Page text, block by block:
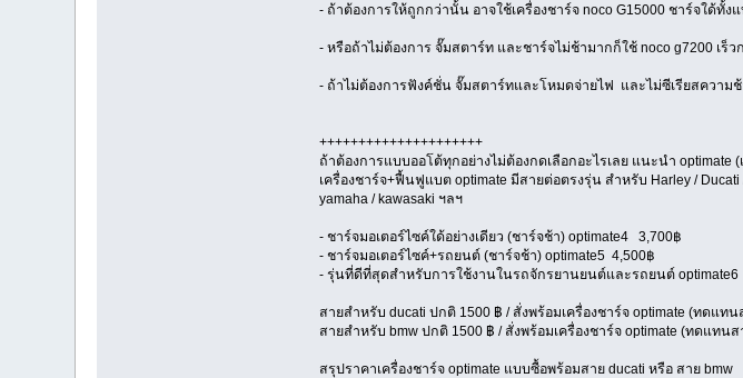
- ถ้าต้องการให้ถูกกว่านั้น อาจใช้เครื่องชาร์จ noco G15000 ชาร์จใด้ทั้
- หรือถ้าไม่ต้องการ จั๊มสตาร์ท และชาร์จไม่ช้ามากก็ใช้ noco g7200 เร็ว
- ถ้าไม่ต้องการฟังค์ชั่น จั๊มสตาร์ทและโหมดจ่ายไฟ และไม่ซีเรียสความ
+++++++++++++++++++++
ถ้าต้องการแบบออโต้ทุกอย่างไม่ต้องกดเลือกอะไรเลย แนะนำ
เครื่องชาร์จ+ฟื้นฟูแบต optimate มีสายต่อตรงรุ่น สำหรับ Harley /
yamaha / kawasaki ฯลฯ
- ชาร์จมอเตอร์ไซค์ใด้อย่างเดียว (ชาร์จช้า) optimate4 3,700฿
- ชาร์จมอเตอร์ไซค์+รถยนต์ (ชาร์จช้า) optimate5 4,500฿
- รุ่นที่ดีที่สุดสำหรับการใช้งานในรถจักรยานยนต์และรถยนต์ optimate6
สายสำหรับ ducati ปกติ 1500 ฿ / สั่งพร้อมเครื่องชาร์จ optimate (ทดแท
สายสำหรับ bmw ปกติ 1500 ฿ / สั่งพร้อมเครื่องชาร์จ optimate (ทดแทน
สรุปราคาเครื่องชาร์จ optimate แบบซื้อพร้อมสาย ducati หรือ สาย bmw